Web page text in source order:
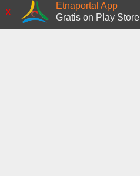
x
Etnaportal App
Gratis on Play Store